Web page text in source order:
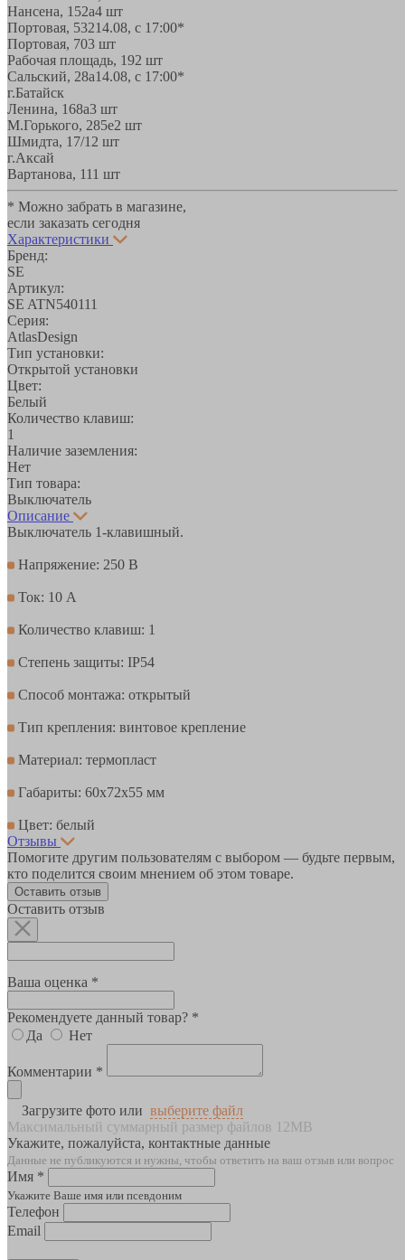
Нансена, 152а4 шт
Портовая, 53214.08, с 17:00*
Портовая, 703 шт
Рабочая площадь, 192 шт
Сальский, 28a14.08, с 17:00*
г.Батайск
Ленина, 168а3 шт
М.Горького, 285е2 шт
Шмидта, 17/1 2 шт
г.Аксай
Вартанова, 111 шт
* Можно забрать в магазине,
если заказать сегодня
Характеристики
Бренд:
SE
Артикул:
SE ATN540111
Серия:
AtlasDesign
Тип установки:
Открытой установки
Цвет:
Белый
Количество клавиш:
1
Наличие заземления:
Нет
Тип товара:
Выключатель
Описание
Выключатель 1-клавишный.
Напряжение: 250 В
Ток: 10 А
Количество клавиш: 1
Степень защиты: IP54
Способ монтажа: открытый
Тип крепления: винтовое крепление
Материал: термопласт
Габариты: 60х72х55 мм
Цвет: белый
Отзывы
Помогите другим пользователям с выбором — будьте первым,
кто поделится своим мнением об этом товаре.
Оставить отзыв
Оставить отзыв
Ваша оценка *
Рекомендуете данный товар? *
Да
Нет
Комментарии *
Загрузите фото или выберите файл
Максимальный суммарный размер файлов 12MB
Укажите, пожалуйста, контактные данные
Данные не публикуются и нужны, чтобы ответить на ваш отзыв или вопрос
Имя *
Укажите Ваше имя или псевдоним
Телефон
Email